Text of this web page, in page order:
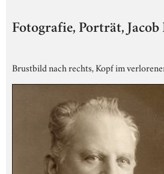
Fotografie, Porträt, Jacob
Brustbild nach rechts, Kopf im